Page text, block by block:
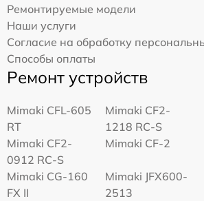
Ремонтируемые модели
Наши услуги
Согласие на обработку
Способы оплаты
Ремонт устройств
Mimaki CFL-605
RT
Mimaki CF2-
1218 RC-S
Mimaki CF2-
0912 RC-S
Mimaki CF-2
Mimaki CG-160
FX II
Mimaki JFX600-
2513